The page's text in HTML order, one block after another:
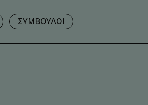
Search
for:
ΣΥΜΒΟΥΛΟΙ